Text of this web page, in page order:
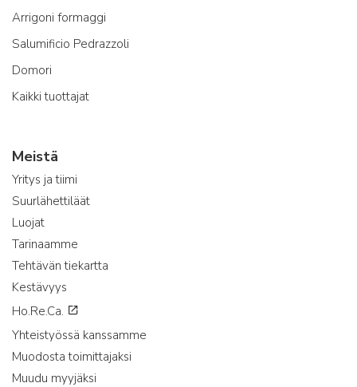
Arrigoni formaggi
Salumificio Pedrazzoli
Domori
Kaikki tuottajat
Meistä
Yritys ja tiimi
Suurlähettiläät
Luojat
Tarinaamme
Tehtävän tiekartta
Kestävyys
Ho.Re.Ca.
Yhteistyössä kanssamme
Muodosta toimittajaksi
Muudu myyjäksi